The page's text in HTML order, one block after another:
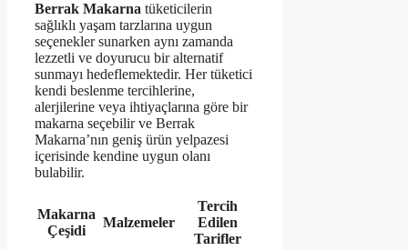
Berrak Makarna tüketicilerin
sağlıklı yaşam tarzlarına uygun
seçenekler sunarken aynı zamanda
lezzetli ve doyurucu bir alternatif
sunmayı hedeflemektedir. Her tüketici
kendi beslenme tercihlerine,
alerjilerine veya ihtiyaçlarına göre bir
makarna seçebilir ve Berrak
Makarna’nın geniş ürün yelpazesi
içerisinde kendine uygun olanı
bulabilir.
Makarna
Çeşidi
Malzemeler
Tercih
Edilen
Tarifler